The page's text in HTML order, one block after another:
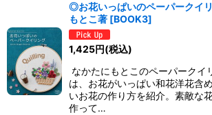
◎お花いっぱいのペーパークイ
もとこ著 [BOOK3]
1,425円(税込)
なかたにもとこのペーパークイ
は、お花がいっぱい和花洋花含
いお花の作り方を紹介。素敵な
作って…